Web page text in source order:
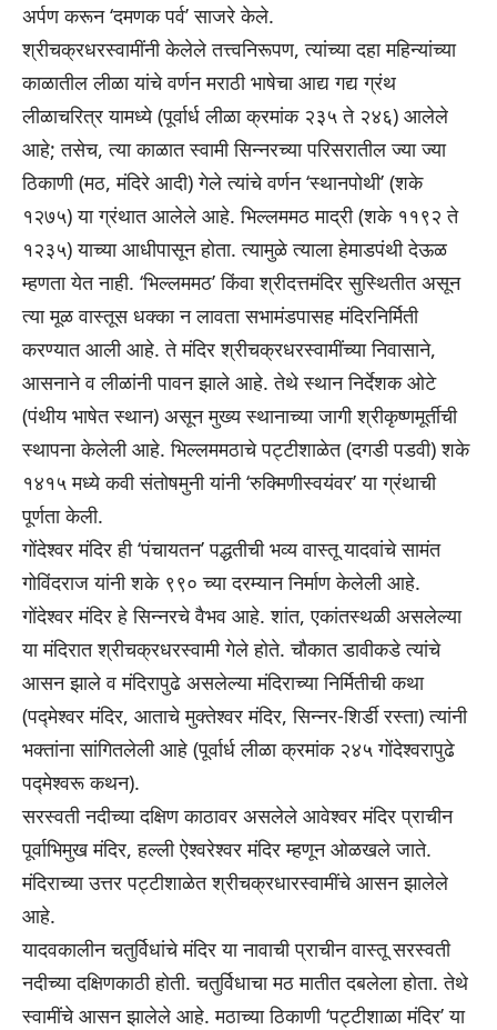
अर्पण करून ‘दमणक पर्व’ साजरे केले.
श्रीचक्रधरस्वामींनी केलेले तत्त्वनिरूपण, त्यांच्या दहा महिन्यांच्या
काळातील लीळा यांचे वर्णन मराठी भाषेचा आद्य गद्य ग्रंथ
लीळाचरित्र यामध्ये (पूर्वार्ध लीळा क्रमांक २३५ ते २४६) आलेले
आहे; तसेच, त्या काळात स्वामी सिन्नरच्या परिसरातील ज्या ज्या
ठिकाणी (मठ, मंदिरे आदी) गेले त्यांचे वर्णन ‘स्थानपोथी’ (शके
१२७५) या ग्रंथात आलेले आहे. भिल्लममठ माद्री (शके ११९२ ते
१२३५) याच्या आधीपासून होता. त्यामुळे त्याला हेमाडपंथी देऊळ
म्हणता येत नाही. ‘भिल्लममठ’ किंवा श्रीदत्तमंदिर सुस्थितीत असून
त्या मूळ वास्तूस धक्का न लावता सभामंडपासह मंदिरनिर्मिती
करण्यात आली आहे. ते मंदिर श्रीचक्रधरस्वामींच्या निवासाने,
आसनाने व लीळांनी पावन झाले आहे. तेथे स्थान निर्देशक ओटे
(पंथीय भाषेत स्थान) असून मुख्य स्थानाच्या जागी श्रीकृष्णमूर्तीची
स्थापना केलेली आहे. भिल्लममठाचे पट्टीशाळेत (दगडी पडवी) शके
१४१५ मध्ये कवी संतोषमुनी यांनी ‘रुक्मिणीस्वयंवर’ या ग्रंथाची
पूर्णता केली.
गोंदेश्वर मंदिर ही ‘पंचायतन’ पद्धतीची भव्य वास्तू यादवांचे सामंत
गोविंदराज यांनी शके ९९० च्या दरम्यान निर्माण केलेली आहे.
गोंदेश्वर मंदिर हे सिन्नरचे वैभव आहे. शांत, एकांतस्थळी असलेल्या
या मंदिरात श्रीचक्रधरस्वामी गेले होते. चौकात डावीकडे त्यांचे
आसन झाले व मंदिरापुढे असलेल्या मंदिराच्या निर्मितीची कथा
(पद्मेश्वर मंदिर, आताचे मुक्तेश्वर मंदिर, सिन्नर-शिर्डी रस्ता) त्यांनी
भक्तांना सांगितलेली आहे (पूर्वार्ध लीळा क्रमांक २४५ गोंदेश्वरापुढे
पद्मेश्वरू कथन).
सरस्वती नदीच्या दक्षिण काठावर असलेले आवेश्वर मंदिर प्राचीन
पूर्वाभिमुख मंदिर, हल्ली ऐश्वरेश्वर मंदिर म्हणून ओळखले जाते.
मंदिराच्या उत्तर पट्टीशाळेत श्रीचक्रधारस्वामींचे आसन झालेले
आहे.
यादवकालीन चतुर्विधांचे मंदिर या नावाची प्राचीन वास्तू सरस्वती
नदीच्या दक्षिणकाठी होती. चतुर्विधाचा मठ मातीत दबलेला होता. तेथे
स्वामींचे आसन झालेले आहे. मठाच्या ठिकाणी ‘पट्टीशाळा मंदिर’ या